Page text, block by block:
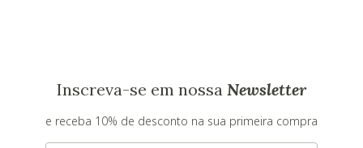
Inscreva-se em nossa Newsletter
e receba 10% de desconto na sua primeira compra